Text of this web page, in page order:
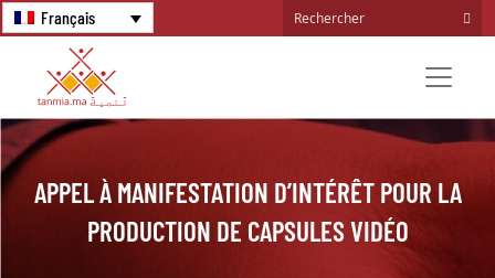
Français
APPEL À MANIFESTATION D’INTÉRÊT POUR LA
PRODUCTION DE CAPSULES VIDÉO